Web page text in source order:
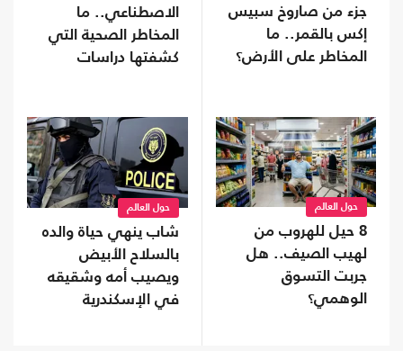
جزء من صاروخ سبيس
إكس بالقمر.. ما
المخاطر على الأرض؟
الاصطناعي.. ما
المخاطر الصحية التي
كشفتها دراسات
حول العالم
8 حيل للهروب من
لهيب الصيف.. هل
جربت التسوق
الوهمي؟
حول العالم
شاب ينهي حياة والده
بالسلاح الأبيض
ويصيب أمه وشقيقه
في الإسكندرية